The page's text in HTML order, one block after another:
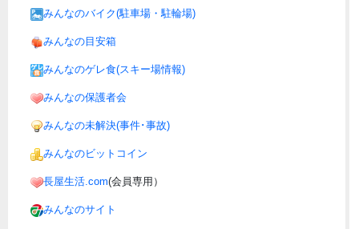
みんなのバイク(駐車場・駐輪場)
みんなの目安箱
みんなのゲレ食(スキー場情報)
みんなの保護者会
みんなの未解決(事件･事故)
みんなのビットコイン
長屋生活.com(会員専用）
みんなのサイト